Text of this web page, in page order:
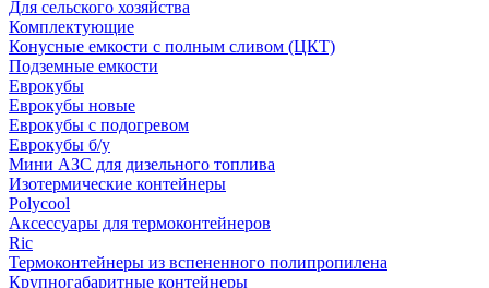
Для сельского хозяйства
Комплектующие
Конусные емкости с полным сливом (ЦКТ)
Подземные емкости
Еврокубы
Еврокубы новые
Еврокубы с подогревом
Еврокубы б/у
Мини АЗС для дизельного топлива
Изотермические контейнеры
Polycool
Аксессуары для термоконтейнеров
Ric
Термоконтейнеры из вспененного полипропилена
Крупногабаритные контейнеры